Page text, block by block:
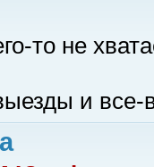
то не
и все-